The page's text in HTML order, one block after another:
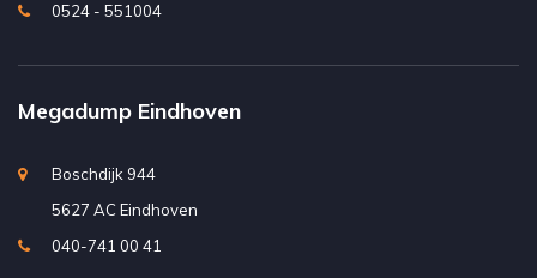
0524 - 551004
Megadump Eindhoven
Boschdijk 944
5627 AC Eindhoven
040-741 00 41